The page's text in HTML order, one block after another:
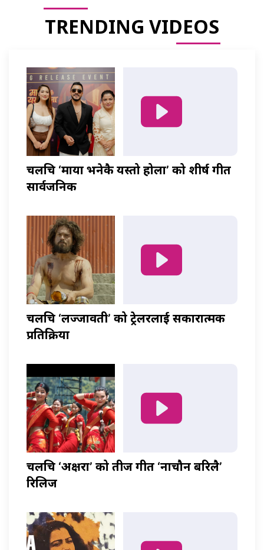
TRENDING VIDEOS
चलचित्र ‘माया भनेकै यस्तो होला’ को शीर्ष गीत
सार्वजनिक
चलचित्र ‘लज्जावती’ को ट्रेलरलाई सकारात्मक
प्रतिक्रिया
चलचित्र ‘अक्षरा’ को तीज गीत ‘नाचौन बरिलै’
रिलिज